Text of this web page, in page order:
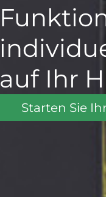
auf Ihr
Starten Sie